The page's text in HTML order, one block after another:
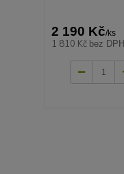
2 190 Kč/ks
1 810 Kč bez DPH